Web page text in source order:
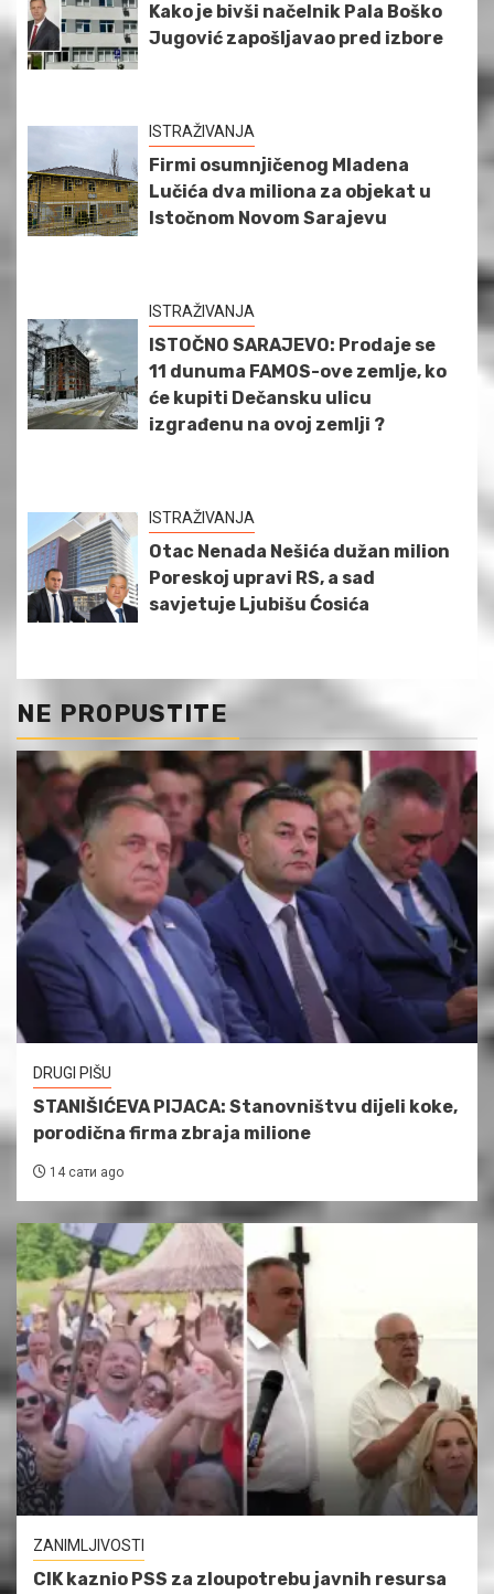
Kako je bivši načelnik Pala Boško
Jugović zapošljavao pred izbore
ISTRAŽIVANJA
Firmi osumnjičenog Mladena
Lučića dva miliona za objekat u
Istočnom Novom Sarajevu
ISTRAŽIVANJA
ISTOČNO SARAJEVO: Prodaje se
11 dunuma FAMOS-ove zemlje, ko
će kupiti Dečansku ulicu
izgrađenu na ovoj zemlji ?
ISTRAŽIVANJA
Otac Nenada Nešića dužan milion
Poreskoj upravi RS, a sad
savjetuje Ljubišu Ćosića
NE PROPUSTITE
DRUGI PIŠU
STANIŠIĆEVA PIJACA: Stanovništvu dijeli koke,
porodična firma zbraja milione
14 сати ago
ZANIMLJIVOSTI
CIK kaznio PSS za zloupotrebu javnih resursa